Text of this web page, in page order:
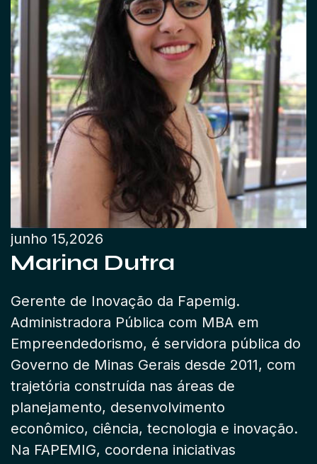
junho 15,2026
Marina Dutra
Gerente de Inovação da Fapemig.
Administradora Pública com MBA em
Empreendedorismo, é servidora pública do
Governo de Minas Gerais desde 2011, com
trajetória construída nas áreas de
planejamento, desenvolvimento
econômico, ciência, tecnologia e inovação.
Na FAPEMIG, coordena iniciativas